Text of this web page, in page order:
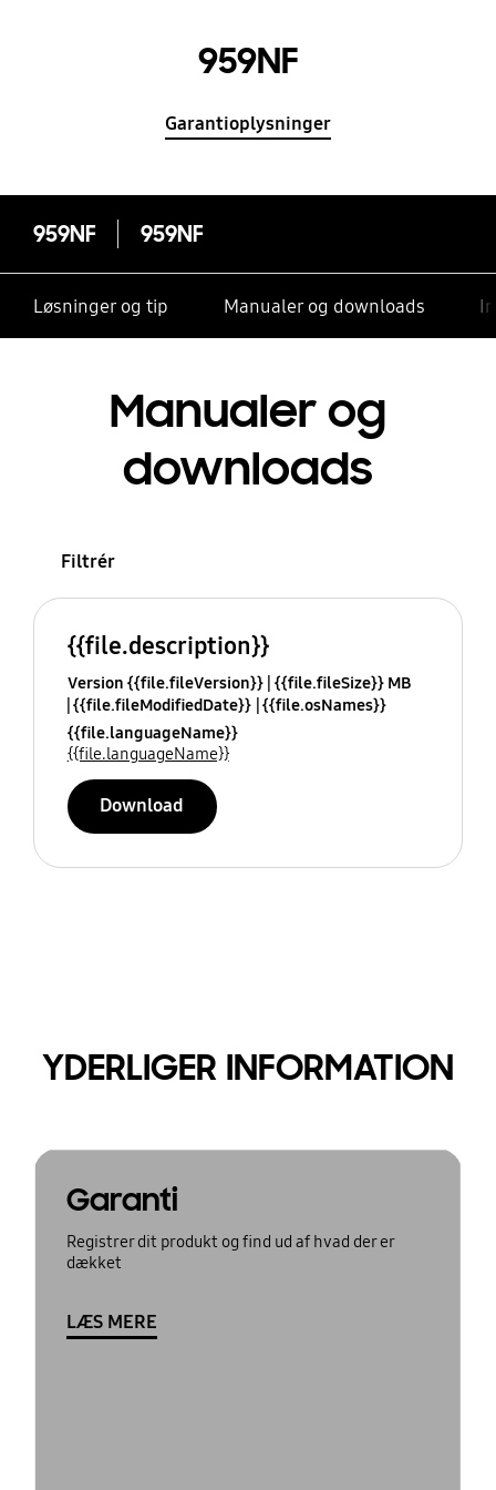
959NF
Garantioplysninger
959NF 959NF
Løsninger og tip Manualer og downloads
Manualer og
downloads
Filtrér
{{file.description}}
Version {{file.fileVersion}} {{file.fileSize}} MB
{{file.fileModifiedDate}} {{file.osNames}}
{{file.languageName}}
{{file.languageName}}
Download
YDERLIGER INFORMATION
Garanti
Registrer dit produkt og find ud af hvad der er
dækket
LÆS MERE